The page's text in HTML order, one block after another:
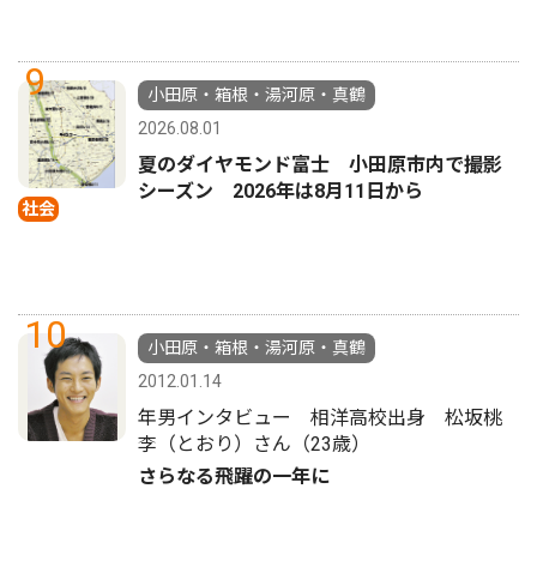
9
社会
小田原・箱根・湯河原・真鶴
2026.08.01
夏のダイヤモンド富士 小田原市内で撮影
シーズン 2026年は8月11日から
10
小田原・箱根・湯河原・真鶴
2012.01.14
年男インタビュー 相洋高校出身 松坂桃
李（とおり）さん（23歳）
さらなる飛躍の一年に